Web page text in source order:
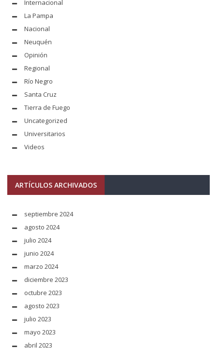
Internacional
La Pampa
Nacional
Neuquén
Opinión
Regional
Río Negro
Santa Cruz
Tierra de Fuego
Uncategorized
Universitarios
Videos
ARTÍCULOS ARCHIVADOS
septiembre 2024
agosto 2024
julio 2024
junio 2024
marzo 2024
diciembre 2023
octubre 2023
agosto 2023
julio 2023
mayo 2023
abril 2023